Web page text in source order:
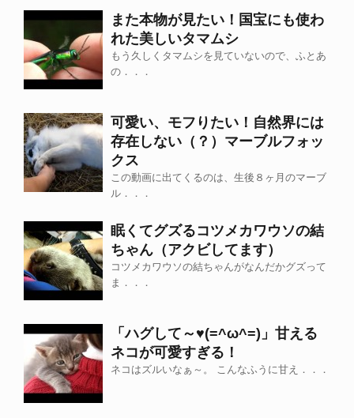
また本物が見たい！国宝にも使わ
れた美しいタマムシ
もう久しくタマムシを見ていないので、ふとあ
の．．．
可愛い、モフりたい！自然界には
存在しない（？）マーブルフォッ
クス
この動画に出てくるのは、生後８ヶ月のマーブ
ル．．．
眠くてグズるコツメカワウソの結
ちゃん（アクビしてます）
コツメカワウソの結ちゃんがなんだかグズって
ま．．．
「ハグして～♥(=^ω^=)」甘える
ネコが可愛すぎる！
ネコはズルいなぁ～。 こんなふうに甘え．．．